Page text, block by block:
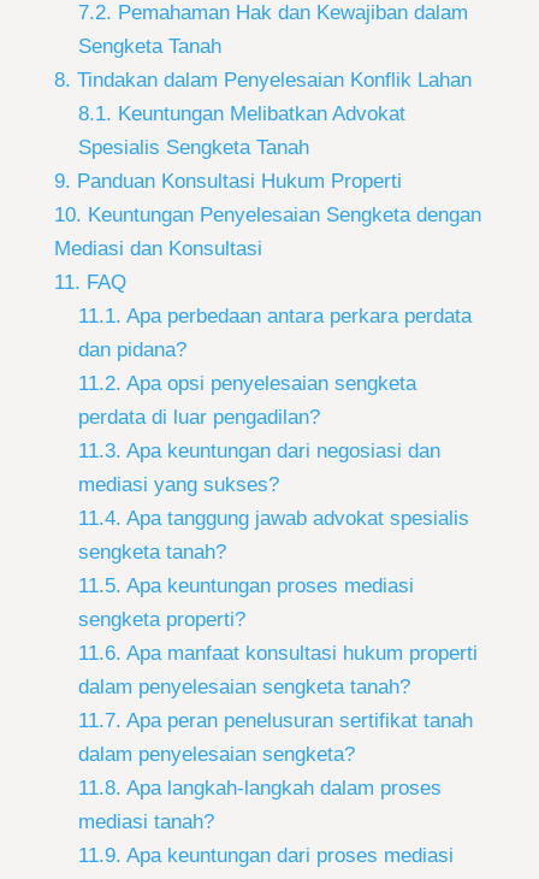
7.2. Pemahaman Hak dan Kewajiban dalam
Sengketa Tanah
8. Tindakan dalam Penyelesaian Konflik Lahan
8.1. Keuntungan Melibatkan Advokat
Spesialis Sengketa Tanah
9. Panduan Konsultasi Hukum Properti
10. Keuntungan Penyelesaian Sengketa dengan
Mediasi dan Konsultasi
11. FAQ
11.1. Apa perbedaan antara perkara perdata
dan pidana?
11.2. Apa opsi penyelesaian sengketa
perdata di luar pengadilan?
11.3. Apa keuntungan dari negosiasi dan
mediasi yang sukses?
11.4. Apa tanggung jawab advokat spesialis
sengketa tanah?
11.5. Apa keuntungan proses mediasi
sengketa properti?
11.6. Apa manfaat konsultasi hukum properti
dalam penyelesaian sengketa tanah?
11.7. Apa peran penelusuran sertifikat tanah
dalam penyelesaian sengketa?
11.8. Apa langkah-langkah dalam proses
mediasi tanah?
11.9. Apa keuntungan dari proses mediasi